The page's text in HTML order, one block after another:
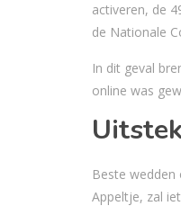
activeren, de
de Nationale
In dit geval
online was
Beste
Appeltje, zal